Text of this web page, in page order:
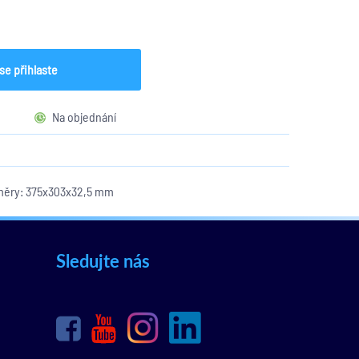
přihlaste
Na objednání
375x303x32,5 mm
Sledujte nás